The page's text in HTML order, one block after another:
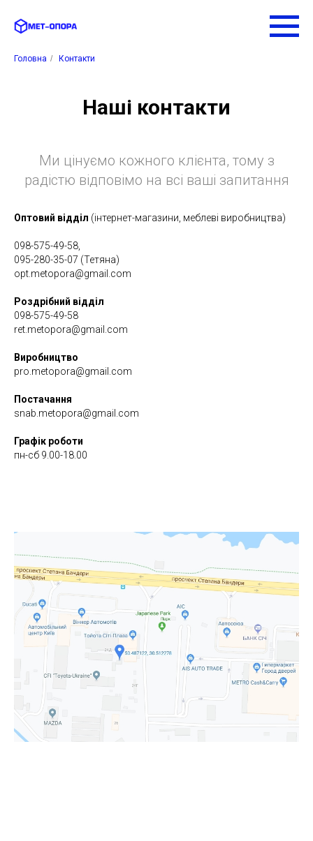
Головна / Контакти
Наші контакти
Ми цінуємо кожного клієнта, тому з
радістю відповімо на всі ваші запитання
Оптовий відділ (інтернет-магазини, меблеві виробництва)
098-575-49-58,
095-280-35-07 (Тетяна)
opt.metopora@gmail.com
Роздрібний відділ
098-575-49-58
ret.metopora@gmail.com
Виробництво
pro.metopora@gmail.com
Постачання
snab.metopora@gmail.com
Графік роботи
пн-сб 9.00-18.00